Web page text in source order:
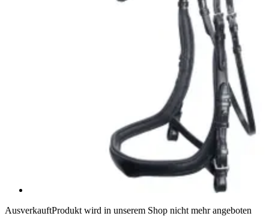
AusverkauftProdukt wird in unserem Shop nicht mehr angeboten